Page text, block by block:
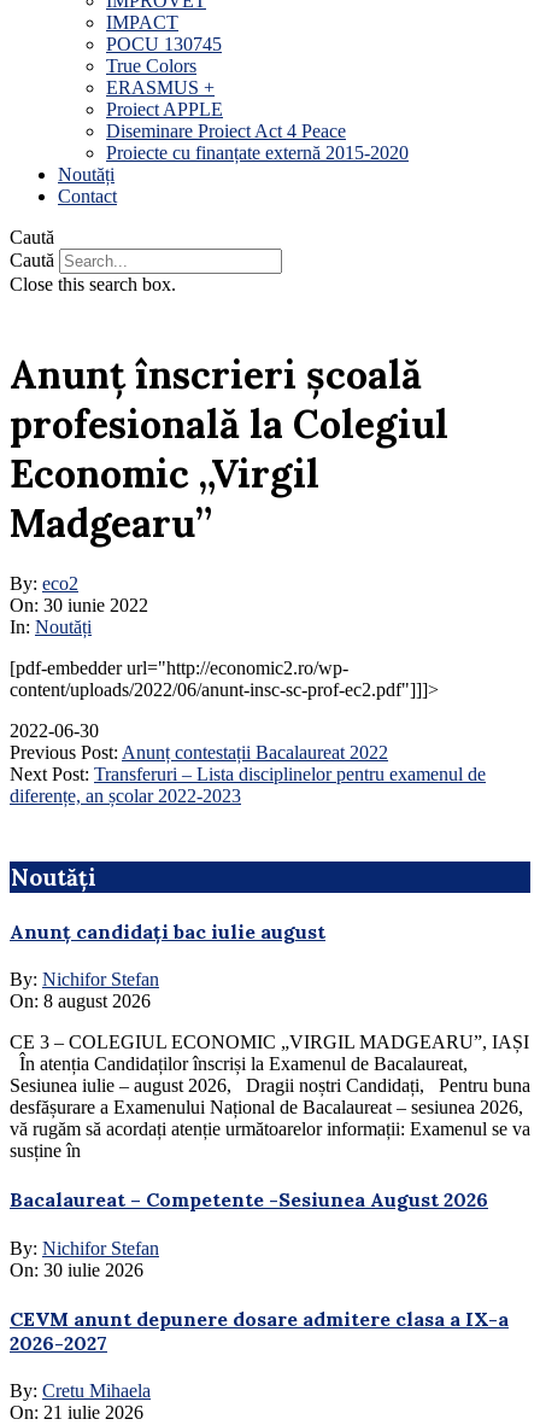
IMPACT
POCU 130745
True Colors
ERASMUS +
Proiect APPLE
Diseminare Proiect Act 4 Peace
Proiecte cu finanțate externă 2015-2020
Noutăți
Contact
Caută
Caută
Close this search box.
Anunț înscrieri școală
profesională la Colegiul
Economic „Virgil
Madgearu”
By: eco2
On: 30 iunie 2022
In: Noutăți
[pdf-embedder url="http://economic2.ro/wp-
content/uploads/2022/06/anunt-insc-sc-prof-ec2.pdf"]]]>
2022-06-30
Previous Post: Anunț contestații Bacalaureat 2022
Next Post: Transferuri – Lista disciplinelor pentru examenul de
diferențe, an școlar 2022-2023
Noutăți
Anunț candidați bac iulie august
By: Nichifor Stefan
On: 8 august 2026
CE 3 – COLEGIUL ECONOMIC „VIRGIL MADGEARU”, IAȘI
În atenția Candidaților înscriși la Examenul de Bacalaureat,
Sesiunea iulie – august 2026, Dragii noștri Candidați, Pentru buna
desfășurare a Examenului Național de Bacalaureat – sesiunea 2026,
vă rugăm să acordați atenție următoarelor informații: Examenul se va
susține în
Bacalaureat – Competente -Sesiunea August 2026
By: Nichifor Stefan
On: 30 iulie 2026
CEVM anunt depunere dosare admitere clasa a IX-a
2026-2027
By: Cretu Mihaela
On: 21 iulie 2026